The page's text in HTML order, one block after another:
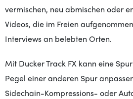
vermischen, neu abmischen oder
Videos, die im Freien
Interviews an belebten Orten.
Mit Ducker Track FX kann eine
Pegel einer anderen Spur
Sidechain-Kompressions- oder